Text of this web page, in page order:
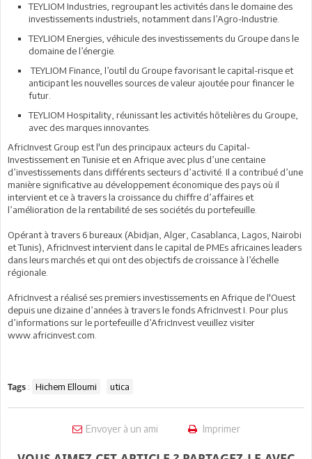
TEYLIOM Industries, regroupant les activités dans le domaine des
investissements industriels, notamment dans l’Agro-Industrie.
TEYLIOM Energies, véhicule des investissements du Groupe dans le
domaine de l’énergie.
TEYLIOM Finance, l’outil du Groupe favorisant le capital-risque et
anticipant les nouvelles sources de valeur ajoutée pour financer le
futur.
TEYLIOM Hospitality, réunissant les activités hôtelières du Groupe,
avec des marques innovantes.
AfricInvest Group est l'un des principaux acteurs du Capital-
Investissement en Tunisie et en Afrique avec plus d’une centaine
d’investissements dans différents secteurs d’activité. Il a contribué d’une
manière significative au développement économique des pays où il
intervient et ce à travers la croissance du chiffre d’affaires et
l’amélioration de la rentabilité de ses sociétés du portefeuille.
Opérant à travers 6 bureaux (Abidjan, Alger, Casablanca, Lagos, Nairobi
et Tunis), AfricInvest intervient dans le capital de PMEs africaines leaders
dans leurs marchés et qui ont des objectifs de croissance à l’échelle
régionale.
AfricInvest a réalisé ses premiers investissements en Afrique de l'Ouest
depuis une dizaine d’années à travers le fonds AfricInvest I. Pour plus
d’informations sur le portefeuille d’AfricInvest veuillez visiter
www.africinvest.com.
Tags : Hichem Elloumi utica
Envoyer à un ami Imprimer